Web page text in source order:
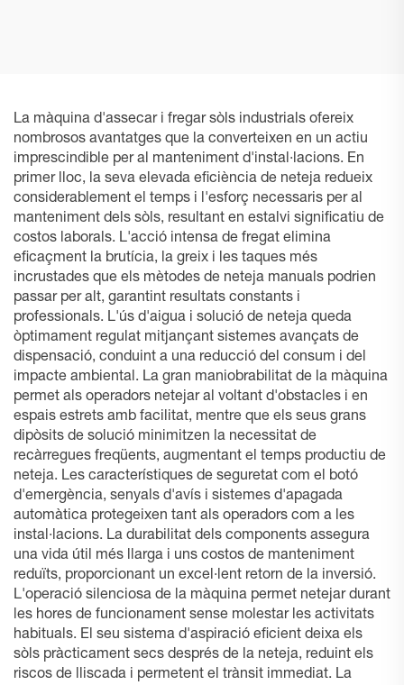
La màquina d'assecar i fregar sòls industrials ofereix
nombrosos avantatges que la converteixen en un actiu
imprescindible per al manteniment d'instal·lacions. En
primer lloc, la seva elevada eficiència de neteja redueix
considerablement el temps i l'esforç necessaris per al
manteniment dels sòls, resultant en estalvi significatiu de
costos laborals. L'acció intensa de fregat elimina
eficaçment la brutícia, la greix i les taques més
incrustades que els mètodes de neteja manuals podrien
passar per alt, garantint resultats constants i
professionals. L'ús d'aigua i solució de neteja queda
òptimament regulat mitjançant sistemes avançats de
dispensació, conduint a una reducció del consum i del
impacte ambiental. La gran maniobrabilitat de la màquina
permet als operadors netejar al voltant d'obstacles i en
espais estrets amb facilitat, mentre que els seus grans
dipòsits de solució minimitzen la necessitat de
recàrregues freqüents, augmentant el temps productiu de
neteja. Les característiques de seguretat com el botó
d'emergència, senyals d'avís i sistemes d'apagada
automàtica protegeixen tant als operadors com a les
instal·lacions. La durabilitat dels components assegura
una vida útil més llarga i uns costos de manteniment
reduïts, proporcionant un excel·lent retorn de la inversió.
L'operació silenciosa de la màquina permet netejar durant
les hores de funcionament sense molestar les activitats
habituals. El seu sistema d'aspiració eficient deixa els
sòls pràcticament secs després de la neteja, reduint els
riscos de lliscada i permetent el trànsit immediat. La